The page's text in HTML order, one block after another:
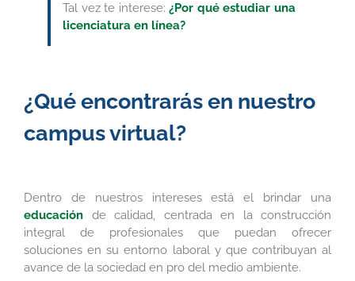
Tal vez te interese:¿Por qué estudiar una
licenciatura en línea?
¿Qué encontrarás en nuestro
campus virtual?
Dentro de nuestros intereses está el brindar una
educación de calidad, centrada en la construcción
integral de profesionales que puedan ofrecer
soluciones en su entorno laboral y que contribuyan al
avance de la sociedad en pro del medio ambiente.